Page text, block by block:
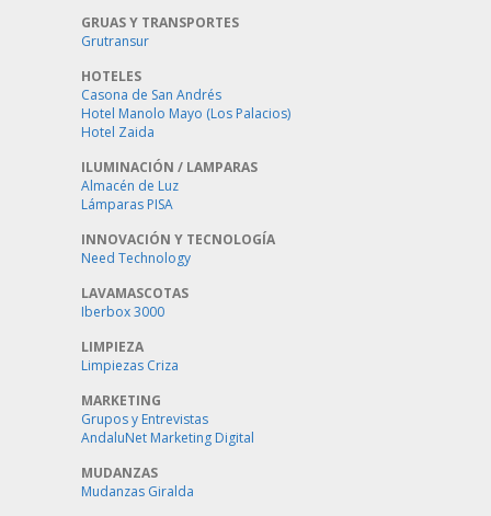
GRUAS Y TRANSPORTES
Grutransur
HOTELES
Casona de San Andrés
Hotel Manolo Mayo (Los Palacios)
Hotel Zaida
ILUMINACIÓN / LAMPARAS
Almacén de Luz
Lámparas PISA
INNOVACIÓN Y TECNOLOGÍA
Need Technology
LAVAMASCOTAS
Iberbox 3000
LIMPIEZA
Limpiezas Criza
MARKETING
Grupos y Entrevistas
AndaluNet Marketing Digital
MUDANZAS
Mudanzas Giralda